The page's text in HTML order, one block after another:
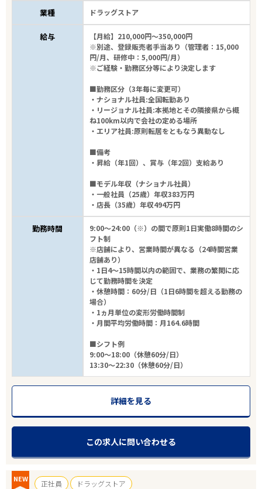
業種 ドラッグストア
給与
【月給】210,000円～350,000円
※別途、登録販売者手当あり（管理者：15,000
円/月、研修中：5,000円/月）
※ご経験・勤務区分等により決定します
■勤務区分（3年毎に変更可）
・ナショナル社員:全国転勤あり
・リージョナル社員:本拠地とその隣接県から概
ね100km以内で会社の定める場所
・エリア社員:原則転居をともなう異動なし
■備考
・昇給（年1回）、賞与（年2回）支給あり
■モデル年収（ナショナル社員）
・一般社員（25歳）年収383万円
・店長（35歳）年収494万円
勤務時間
9:00～24:00（※）の間で原則1日実働8時間のシ
フト制
※店舗により、営業時間が異なる（24時間営業
店舗あり）
・1日4～15時間以内の範囲で、業務の繁閑に応
じて勤務時間を決定
・休憩時間：60分/日（1日6時間を超える勤務の
場合）
・1ヵ月単位の変形労働時間制
・月間平均労働時間：月164.6時間
■シフト例
9:00～18:00（休憩60分/日）
13:30～22:30（休憩60分/日）
詳細を見る
この求人に問い合わせる
NEW 正社員
ドラッグストア